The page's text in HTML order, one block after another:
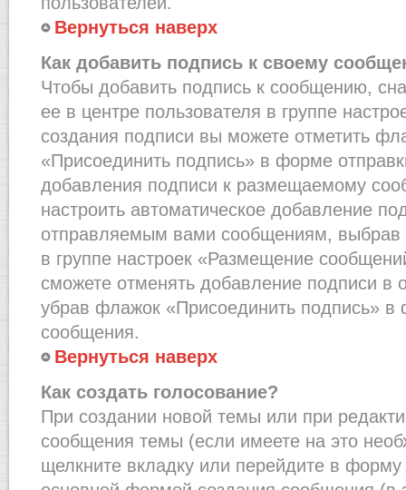
Вернуться наверх
Как добавить подпись к своему
Чтобы добавить подпись к сообщению,
ее в центре пользователя в группе
создания подписи вы можете отметить
«Присоединить подпись» в форме
добавления подписи к размещаемому
настроить автоматическое добавление
отправляемым вами сообщениям, выбрав
в группе настроек «Размещение
сможете отменять добавление подписи в
убрав флажок «Присоединить подпись» в
сообщения.
Вернуться наверх
Как создать голосование?
При создании новой темы или при
сообщения темы (если имеете на это
щелкните вкладку или перейдите в